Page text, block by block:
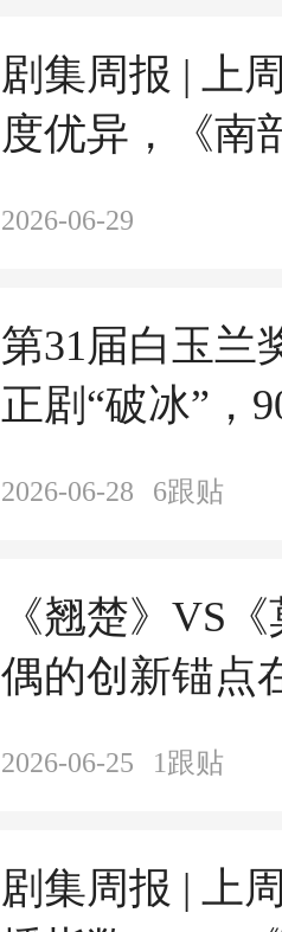
剧集周报 | 上
度优异，《南
2026-06-29
第31届白玉兰
正剧“破冰”，
2026-06-28 6跟贴
《翘楚》VS
偶的创新锚点
2026-06-25 1跟贴
剧集周报 | 上